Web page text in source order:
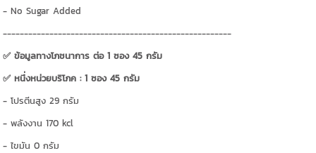
- No Sugar Added
------------------------------------------------------
✅ ข้อมูลทางโภชนาการ ต่อ 1 ซอง 45 กรัม
✅ หนึ่งหน่วยบริโภค : 1 ซอง 45 กรัม
- โปรตีนสูง 29 กรัม
- พลังงาน 170 kcl
- ไขมัน 0 กรัม